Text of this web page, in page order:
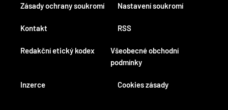
Kontakt
Redakční etický kodex
Inzerce
RSS
Všeobecné obchodní
podmínky
Cookies zásady
Zásady ochrany soukromí Nastavení soukromí